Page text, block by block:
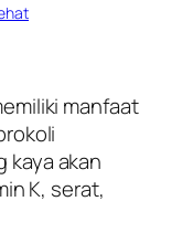
manfaat
kaya akan
K, serat,